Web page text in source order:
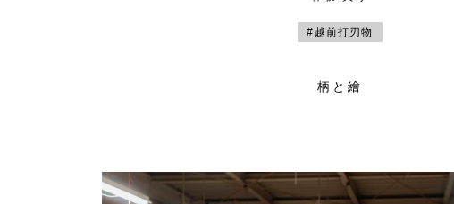
#越前打刃物
柄と繪